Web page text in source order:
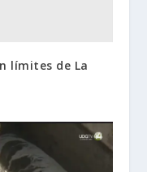
límites de La